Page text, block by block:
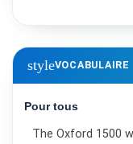
styleVOCABULAIRE
Pour tous
The Oxford 1500